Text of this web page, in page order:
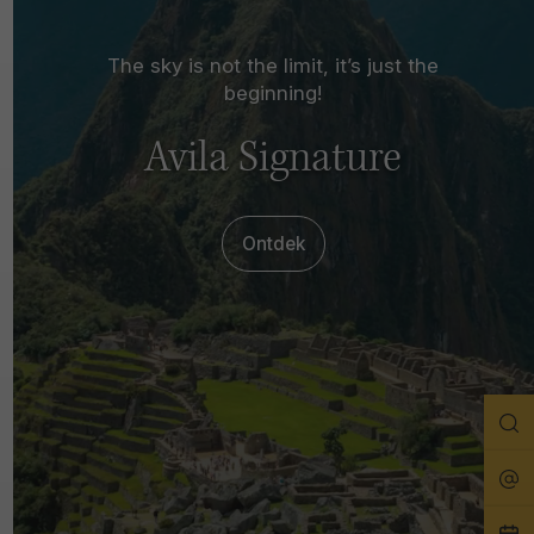
The sky is not the limit, it’s just the
beginning!
Avila Signature
Ontdek